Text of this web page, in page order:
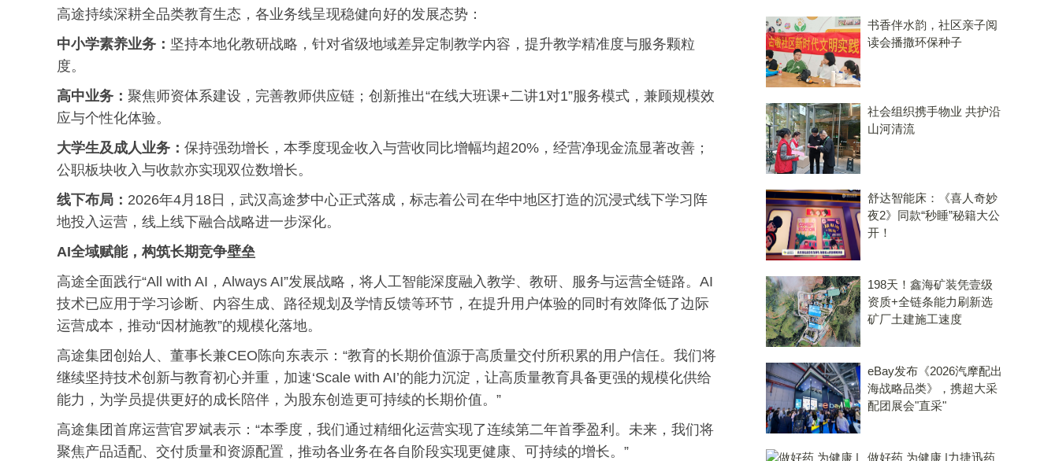
高途持续深耕全品类教育生态，各业务线呈现稳健向好的发展态势：
中小学素养业务： 坚持本地化教研战略，针对省级地域差异定制教学内容，提升教学精准度与服务颗粒
度。
高中业务： 聚焦师资体系建设，完善教师供应链；创新推出“在线大班课+二讲1对1”服务模式，兼顾规模效
应与个性化体验。
大学生及成人业务： 保持强劲增长，本季度现金收入与营收同比增幅均超20%，经营净现金流显著改善；
公职板块收入与收款亦实现双位数增长。
线下布局： 2026年4月18日，武汉高途梦中心正式落成，标志着公司在华中地区打造的沉浸式线下学习阵
地投入运营，线上线下融合战略进一步深化。
AI全域赋能，构筑长期竞争壁垒
高途全面践行“All with AI，Always AI”发展战略，将人工智能深度融入教学、教研、服务与运营全链路。AI
技术已应用于学习诊断、内容生成、路径规划及学情反馈等环节，在提升用户体验的同时有效降低了边际
运营成本，推动“因材施教”的规模化落地。
高途集团创始人、董事长兼CEO陈向东表示：“教育的长期价值源于高质量交付所积累的用户信任。我们将
继续坚持技术创新与教育初心并重，加速‘Scale with AI’的能力沉淀，让高质量教育具备更强的规模化供给
能力，为学员提供更好的成长陪伴，为股东创造更可持续的长期价值。”
高途集团首席运营官罗斌表示：“本季度，我们通过精细化运营实现了连续第二年首季盈利。未来，我们将
聚焦产品适配、交付质量和资源配置，推动各业务在各自阶段实现更健康、可持续的增长。”
书香伴水韵，社区亲子阅
读会播撒环保种子
社会组织携手物业 共护沿
山河清流
舒达智能床：《喜人奇妙
夜2》同款“秒睡”秘籍大公
开！
198天！鑫海矿装凭壹级
资质+全链条能力刷新选
矿厂土建施工速度
eBay发布《2026汽摩配出
海战略品类》，携超大采
配团展会"直采"
做好药 为健康 |力捷迅药